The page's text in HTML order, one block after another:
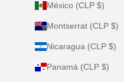
México (CLP $)
Montserrat (CLP $)
Nicaragua (CLP $)
Panamá (CLP $)